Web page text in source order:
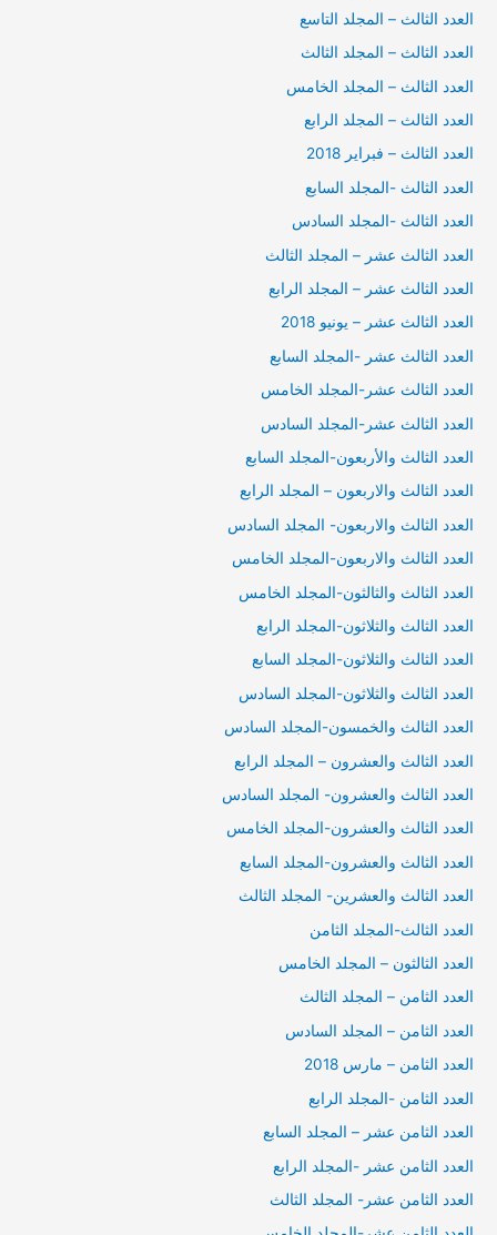
العدد الثالث – المجلد التاسع
العدد الثالث – المجلد الثالث
العدد الثالث – المجلد الخامس
العدد الثالث – المجلد الرابع
العدد الثالث – فبراير 2018
العدد الثالث -المجلد السابع
العدد الثالث -المجلد السادس
العدد الثالث عشر – المجلد الثالث
العدد الثالث عشر – المجلد الرابع
العدد الثالث عشر – يونيو 2018
العدد الثالث عشر -المجلد السابع
العدد الثالث عشر-المجلد الخامس
العدد الثالث عشر-المجلد السادس
العدد الثالث والأربعون-المجلد السابع
العدد الثالث والاربعون – المجلد الرابع
العدد الثالث والاربعون- المجلد السادس
العدد الثالث والاربعون-المجلد الخامس
العدد الثالث والثالثون-المجلد الخامس
العدد الثالث والثلاثون-المجلد الرابع
العدد الثالث والثلاثون-المجلد السابع
العدد الثالث والثلاثون-المجلد السادس
العدد الثالث والخمسون-المجلد السادس
العدد الثالث والعشرون – المجلد الرابع
العدد الثالث والعشرون- المجلد السادس
العدد الثالث والعشرون-المجلد الخامس
العدد الثالث والعشرون-المجلد السابع
العدد الثالث والعشرين- المجلد الثالث
العدد الثالث-المجلد الثامن
العدد الثالثون – المجلد الخامس
العدد الثامن – المجلد الثالث
العدد الثامن – المجلد السادس
العدد الثامن – مارس 2018
العدد الثامن -المجلد الرابع
العدد الثامن عشر – المجلد السابع
العدد الثامن عشر -المجلد الرابع
العدد الثامن عشر- المجلد الثالث